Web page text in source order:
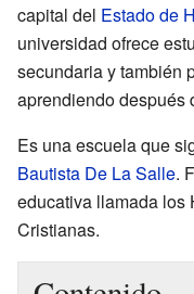
capital del Estado de
universidad ofrece
secundaria y también
aprendiendo después
Es una escuela que
Bautista De La Salle.
educativa llamada los
Cristianas.